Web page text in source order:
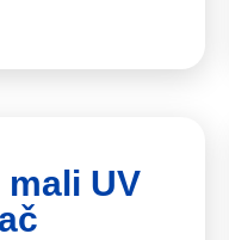
mali UV